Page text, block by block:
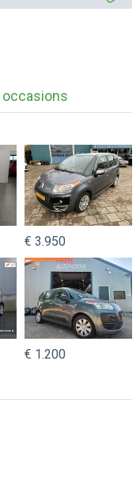
occasions
€ 3.950
€ 1.200